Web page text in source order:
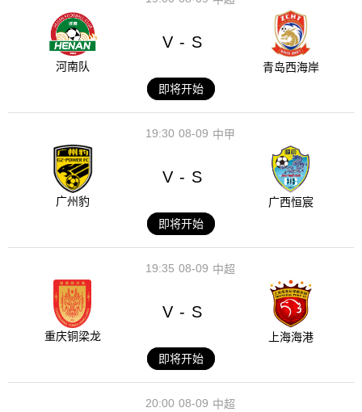
河南队
V - S
青岛西海岸
即将开始
08-09
19:30 中甲
广州豹
V - S
广西恒宸
即将开始
08-09
19:35 中超
重庆铜梁龙
V - S
上海海港
即将开始
08-09
20:00 中超